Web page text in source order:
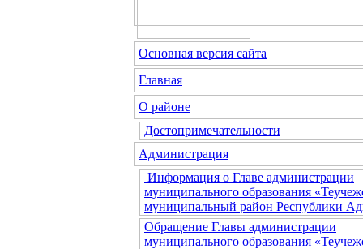
Основная версия сайта
Главная
О районе
Достопримечательности
Администрация
Информация о Главе администрации
муниципального образования
муниципальный район Республики
Обращение Главы администрации
муниципального образования